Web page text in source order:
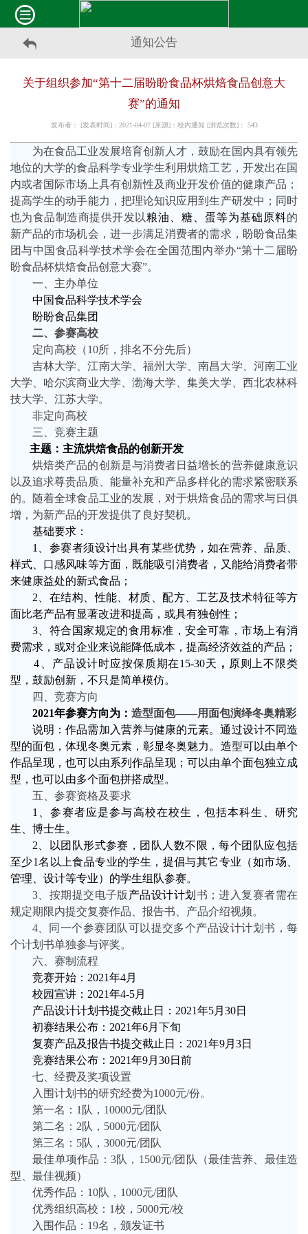
通知公告
关于组织参加“第十二届盼盼食品杯烘焙食品创意大
赛”的通知
发布者： [发表时间]：2021-04-07 [来源]：校内通知 [浏览次数]： 543
为在食品工业发展培育创新人才，鼓励在国内具有领先
地位的大学的食品科学专业学生利用烘焙工艺，开发出在国
内或者国际市场上具有创新性及商业开发价值的健康产品；
提高学生的动手能力，把理论知识应用到生产研发中；同时
也为食品制造商提供开发以粮油、糖、蛋等为基础原料的
新产品的市场机会，进一步满足消费者的需求，盼盼食品集
团与中国食品科学技术学会在全国范围内举办“第十二届盼
盼食品杯烘焙食品创意大赛”。
一、主办单位
中国食品科学技术学会
盼盼食品集团
二、参赛高校
定向高校（10所，排名不分先后）
吉林大学、江南大学、福州大学、南昌大学、河南工业
大学、哈尔滨商业大学、渤海大学、集美大学、西北农林科
技大学、江苏大学。
非定向高校
三、竞赛主题
主题：主流烘焙食品的创新开发
烘焙类产品的创新是与消费者日益增长的营养健康意识
以及追求尊贵品质、能量补充和产品多样化的需求紧密联系
的。随着全球食品工业的发展，对于烘焙食品的需求与日俱
增，为新产品的开发提供了良好契机。
基础要求：
1
、参赛者须设计出具有某些优势，如在营养、品质、
样式、口感风味等方面，既能吸引消费者 ， 又能给消费者带
来健康益处的新式食品；
2 、在结构、性能、材质、配方、工艺及技术特征等方
面比老产品有显著改进和提高，或具有独创性；
3 、符合国家规定的食用标准，安全可靠，市场上有消
费需求，或对企业来说能降低成本，提高经济效益的产品；
4
产品设计时应按保质期在15-30天 ， 原则上不限类
型，鼓励创新，不只是简单模仿。
四、竞赛方向
2021年参赛方向为：造型面包——用面包演绎冬奥精彩
说明：作品需加入营养与健康的元素。通过设计不同造
型的面包，体现冬奥元素，彰显冬奥魅力。造型可以由单个
作品呈现，也可以由系列作品呈现；可以由单个面包独立成
型，也可以由多个面包拼搭成型。
五、参赛资格及要求
1
、参赛者应是参与高校在校生，包括本科生、研究
生、博士生。
2 、以团队形式参赛，团队人数不限，每个团队应包括
至少1名以上食品专业的学生，提倡与其它专业（如市场、
管理、设计等专业）的学生组队参赛。
3 、按期提交电子版 产品设计计划 书；进入复赛者需在
规定期限内提交复赛作品、报告书、产品介绍视频。
4、同一个参赛团队可以提交多个产品设计计划书，每
个计划书单独参与评奖。
六、赛制流程
竞赛开始： 2021年4月
校园宣讲： 2021年4-5月
产品设计计划书提交截止日： 2021年5月 30日
初赛结果公布： 2021年6月下旬
复赛产品及报告书提交截止日： 2021年9月 3日
竞赛结果公布： 2021年9月 30日前
七、 经费及奖项设置
入围计划书的研究经费为1000元/份。
第一名： 1 队， 10000元/团队
第二名： 2队， 5000元/团队
第三名： 5队， 3000元/团队
最佳单项作品： 3队， 1500元/团队（最佳营养、最佳造
型、最佳视频）
优秀作品： 10队， 1000元/团队
优秀组织高校： 1校， 5000元/校
入围作品： 19名，颁发证书